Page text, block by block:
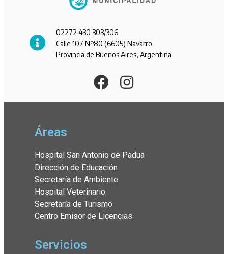
02272 430 303/306
Calle 107 Nº80 (6605) Navarro
Provincia de Buenos Aires, Argentina
Áreas
Hospital San Antonio de Padua
Dirección de Educación
Secretaría de Ambiente
Hospital Veterinario
Secretaría de Turismo
Centro Emisor de Licencias
Servicios